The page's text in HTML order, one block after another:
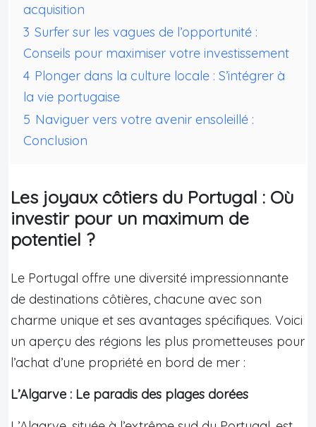
acquisition
3 Surfer sur les vagues de l’opportunité :
Conseils pour maximiser votre investissement
4 Plonger dans la culture locale : S’intégrer à
la vie portugaise
5 Naviguer vers votre avenir ensoleillé :
Conclusion
Les joyaux côtiers du Portugal : Où
investir pour un maximum de
potentiel ?
Le Portugal offre une diversité impressionnante
de destinations côtières, chacune avec son
charme unique et ses avantages spécifiques. Voici
un aperçu des régions les plus prometteuses pour
l’achat d’une propriété en bord de mer :
L’Algarve : Le paradis des plages dorées